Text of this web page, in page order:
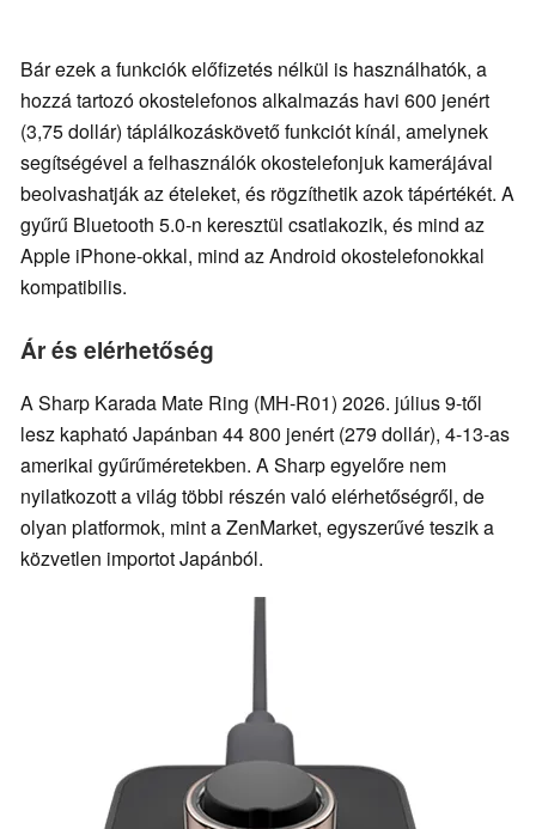
Bár ezek a funkciók előfizetés nélkül is használhatók, a
hozzá tartozó okostelefonos alkalmazás havi 600 jenért
(3,75 dollár) táplálkozáskövető funkciót kínál, amelynek
segítségével a felhasználók okostelefonjuk kamerájával
beolvashatják az ételeket, és rögzíthetik azok tápértékét. A
gyűrű Bluetooth 5.0-n keresztül csatlakozik, és mind az
Apple iPhone-okkal, mind az Android okostelefonokkal
kompatibilis.
Ár és elérhetőség
A Sharp Karada Mate Ring (MH-R01) 2026. július 9-től
lesz kapható Japánban 44 800 jenért (279 dollár), 4-13-as
amerikai gyűrűméretekben. A Sharp egyelőre nem
nyilatkozott a világ többi részén való elérhetőségről, de
olyan platformok, mint a ZenMarket, egyszerűvé teszik a
közvetlen importot Japánból.